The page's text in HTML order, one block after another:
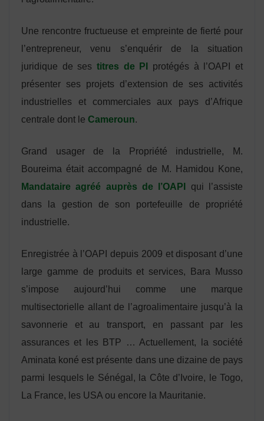
Une rencontre fructueuse et empreinte de fierté pour
l’entrepreneur, venu s’enquérir de la situation
juridique de ses titres de PI
protégés à l’OAPI et
présenter ses projets d’extension de ses activités
industrielles et commerciales aux pays d’Afrique
centrale dont le Cameroun.
Grand usager de la Propriété industrielle, M.
Boureima était accompagné de M. Hamidou Kone,
Mandataire agréé auprès de l’OAPI
qui l’assiste
dans la gestion de son portefeuille de propriété
industrielle.
Enregistrée à l’OAPI depuis 2009 et disposant d’une
large gamme de produits et services, Bara Musso
s’impose aujourd’hui comme une marque
multisectorielle allant de l’agroalimentaire jusqu’à la
savonnerie et au transport, en passant par les
assurances et les BTP … Actuellement, la société
Aminata koné est présente dans une dizaine de pays
parmi lesquels le Sénégal, la Côte d’Ivoire, le Togo,
La France, les USA ou encore la Mauritanie.